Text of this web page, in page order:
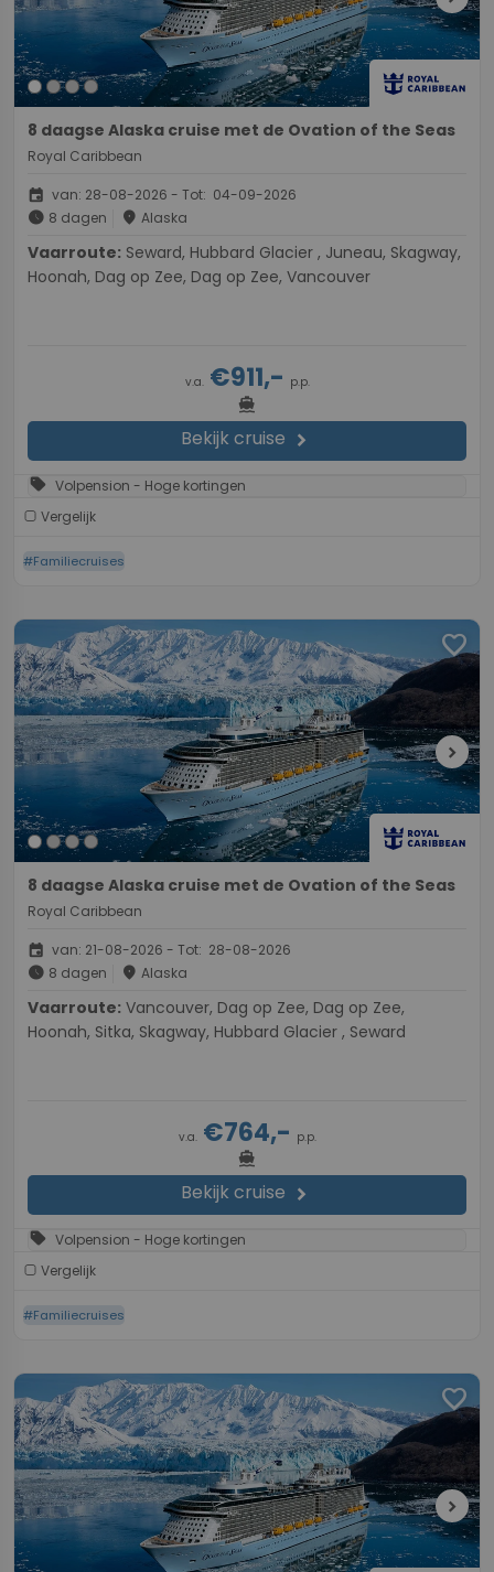
8 daagse Alaska cruise met de Ovation of the Seas
Royal Caribbean
event van: 28-08-2026 - Tot: 04-09-2026
schedule 8 dagen place Alaska
Vaarroute:
Hoonah, Dag op Zee, Dag op Zee, Vancouver
v.a.€911,- p.p.
directions_boat
Bekijk cruise chevron_right
sell Volpension - Hoge kortingen
Vergelijk
#Familiecruises
favorite
chevron_right
8 daagse Alaska cruise met de Ovation of the Seas
Royal Caribbean
event van: 21-08-2026 - Tot: 28-08-2026
schedule 8 dagen place Alaska
Vaarroute:
Hoonah, Sitka, Skagway, Hubbard Glacier , Seward
v.a.€764,- p.p.
directions_boat
Bekijk cruise chevron_right
sell Volpension - Hoge kortingen
Vergelijk
#Familiecruises
favorite
chevron_right